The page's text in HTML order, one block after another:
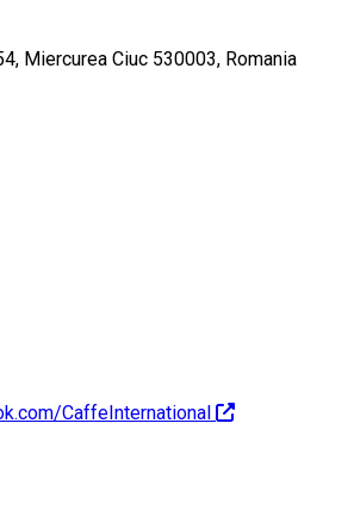
Miercurea Ciuc 530003, Romania
CaffeInternational